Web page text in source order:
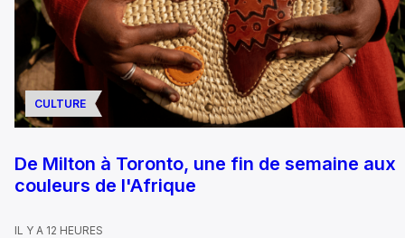
CULTURE
De Milton à Toronto, une fin de semaine aux
couleurs de l'Afrique
IL Y A 12 HEURES